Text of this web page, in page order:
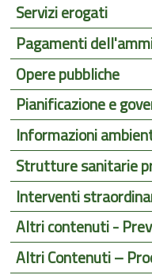
Servizi erogati
Pagamenti
Opere pubbliche
Pianificazione e
Informazioni
Strutture sanitarie
Interventi
Altri contenuti -
Altri Contenuti –